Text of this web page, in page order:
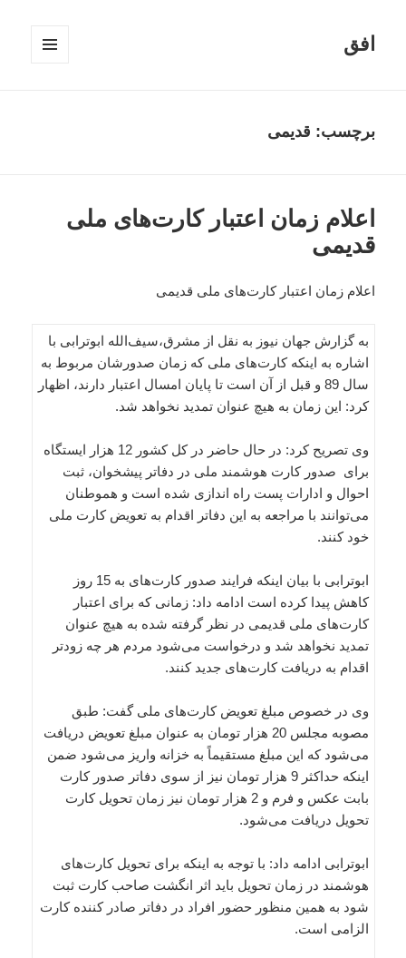
افق
برچسب: قدیمی
اعلام زمان اعتبار کارت‌های ملی
قدیمی
اعلام زمان اعتبار کارت‌های ملی قدیمی
به گزارش جهان نیوز به نقل از مشرق،سیف‌الله ابوترابی با
اشاره به اینکه کارت‌های ملی که زمان صدورشان مربوط به
سال 89 و قبل از آن است تا پایان امسال اعتبار دارند، اظهار
کرد: این زمان به هیچ عنوان تمدید نخواهد شد.
وی تصریح کرد: در حال حاضر در کل کشور 12 هزار ایستگاه
برای صدور کارت هوشمند ملی در دفاتر پیشخوان، ثبت
احوال و ادارات پست راه اندازی شده است و هموطنان
می‌توانند با مراجعه به این دفاتر اقدام به تعویض کارت ملی
خود کنند.
ابوترابی با بیان اینکه فرایند صدور کارت‌های به 15 روز
کاهش پیدا کرده است ادامه داد: زمانی که برای اعتبار
کارت‌های ملی قدیمی در نظر گرفته شده به هیچ عنوان
تمدید نخواهد شد و درخواست می‌شود مردم هر چه زودتر
اقدام به دریافت کارت‌های جدید کنند.
وی در خصوص مبلغ تعویض کارت‌های ملی گفت: طبق
مصوبه مجلس 20 هزار تومان به عنوان مبلغ تعویض دریافت
می‌شود که این مبلغ مستقیماً به خزانه واریز می‌شود ضمن
اینکه حداکثر 9 هزار تومان نیز از سوی دفاتر صدور کارت
بابت عکس و فرم‌ و 2 هزار تومان نیز زمان تحویل کارت
تحویل دریافت می‌شود.
ابوترابی ادامه داد: با توجه به اینکه برای تحویل کارت‌های
هوشمند در زمان تحویل باید اثر انگشت صاحب کارت ثبت
شود به همین منظور حضور افراد در دفاتر صادر کننده کارت
الزامی است.